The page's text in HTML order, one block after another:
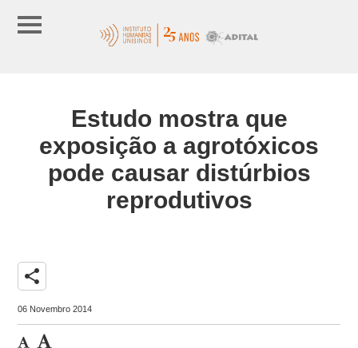
Estudo mostra que
exposição a agrotóxicos
pode causar distúrbios
reprodutivos
share
06 Novembro 2014